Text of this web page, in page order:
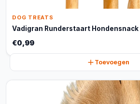
DOG TREATS
Vadigran Runderstaart Hondensnack
€0,99
Toevoegen